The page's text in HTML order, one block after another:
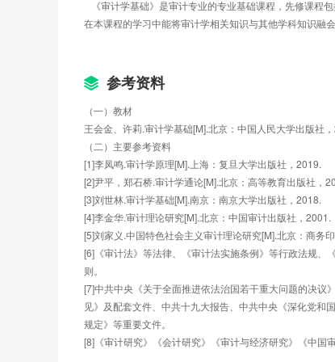
单元作业
第8章 计算机审计技术方法
第3节 信息系统审计
单元测验
第9章 审计报告
第1节 审计报告概述
第2节 简式审计报告
第3节 详式审计报告
单元作业
单元测验
第10章 审计管理
第1节 审计管理概述
第2节 审计的过程管理
第3节 审计的质量管理
单元测试
《审计学基础》是审计专业的专业基础课程，先修课程
在本课程的学习中能将审计学相关知识与其他学科知识融会
参考资料
（一）教材
王会金、许莉.审计学基础[M].北京：中国人民大学出版社
（二）主要参考资料
[1]李凤鸣.审计学原理[M].上海：复旦大学出版社，2019.
[2]尹平，郑石桥.审计学通论[M].北京：高等教育出版社，
[3]刘世林.审计学基础[M].南京：南京大学出版社，2018.
[4]李金华.审计理论研究[M].北京：中国审计出版社，2001.
[5]刘家义.中国特色社会主义审计理论研究[M].北京：商务
[6]《审计法》等法律、《审计法实施条例》等行政法规
则。
[7]中共中央《关于全面推进依法治国若干重大问题的决
见》及配套文件、中共十九大报告、中共中央《深化党
规定》等重要文件。
[8]《审计研究》《会计研究》《审计与经济研究》《中国